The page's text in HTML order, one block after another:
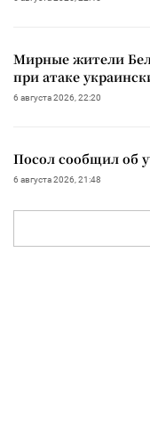
Мирные жители
при атаке
6 августа 2026, 22:20
Посол сообщил об
6 августа 2026, 21:48